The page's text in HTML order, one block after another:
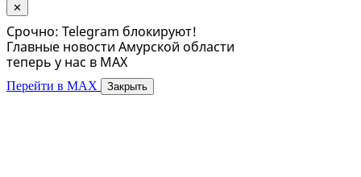
✕
Срочно: Telegram блокируют!
Главные новости Амурской области
теперь у нас в MAX
Перейти в MAX Закрыть